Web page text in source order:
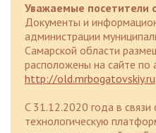
Уважаемые посетители
Документы и
администрации
Самарской области
расположены на сайте по
http://old.mrbogatovskiy.ru
C 31.12.2020 года в
технологическую